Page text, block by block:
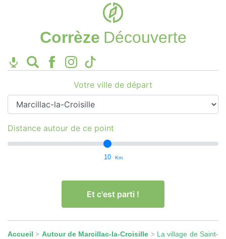
Corrèze Découverte
Votre ville de départ
Distance autour de ce point
10 Km
Et c'est parti !
Accueil > Autour de Marcillac-la-Croisille > La village de Saint-